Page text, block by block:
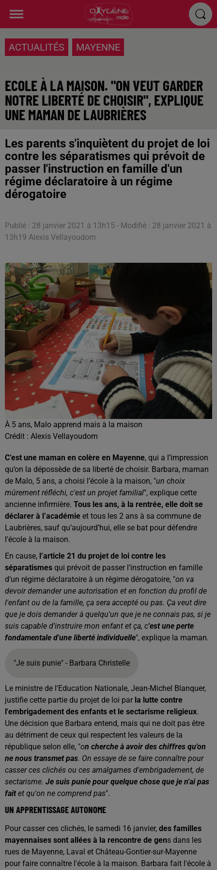
ACTUALITÉS MAYENNE
ECOLE À LA MAISON. "ON VEUT GARDER
NOTRE LIBERTÉ DE CHOISIR", EXPLIQUE
UNE MAMAN DE LAUBRIÈRES
Les parents s'inquiètent du projet de loi
contre les séparatismes qui prévoit de
passer l'instruction en famille d'un
régime déclaratoire à un régime
dérogatoire
Publié : 28 janvier 2021 à 13h15 - Modifié : 28 janvier 2021 à
13h19 Alexis Vellayoudom
À 5 ans, Malo apprend mais à la maison
Crédit : Alexis Vellayoudom
C’est une maman en colère en Mayenne, qui a l’impression
qu’on la dépossède de sa liberté de choisir. Barbara, maman
de Malo, 5 ans, a choisi l’école à la maison, "un choix
mûrement réfléchi, c'est un projet familial", explique cette
ancienne infirmière. Tous les ans, à la rentrée, elle doit se
déclarer à l’académie et tous les 2 ans à sa commune de
Laubrières, sauf qu’aujourd’hui, elle se bat pour défendre
l'école à la maison.
En cause, l’article 21 du projet de loi contre les
séparatismes qui prévoit de passer l’instruction en famille
d’un régime déclaratoire à un régime dérogatoire, "on va
devoir demander une autorisation et en fonction du profil de
l'enfant ou de la famille, ça sera accepté ou pas. Ça veut dire
que je dois demander à quelqu'un que je ne connais pas, si je
suis capable d'instruire mon enfant et ça, c'est une perte
fondamentale d'une liberté individuelle", explique la maman.
"Je suis punie" - Barbara Christelle
Le ministre de l'Education Nationale, Jean-Michel Blanquer,
justifie cette partie du projet de loi par la lutte contre
l'embrigadement des enfants et le sectarisme religieux.
Une décision que Barbara entend, mais qui ne doit pas être
au détriment de ceux qui respectent les valeurs de la
république selon elle, "on cherche à avoir des chiffres qu'on
ne nous transmet pas. On essaye de se faire connaître pour
casser ces clichés ou ces amalgames d'embrigadement, de
sectarisme. Je suis punie pour quelque chose que je n'ai pas
faitet qu'on ne comprend pas".
UN APPRENTISSAGE AUTONOME
Pour casser ces clichés, le samedi 16 janvier, des familles
mayennaises sont allées à la rencontre de gens dans les
rues de Mayenne, Laval et Château-Gontier-sur-Mayenne
pour faire connaître l'école à la maison. Barbara fait l'école à